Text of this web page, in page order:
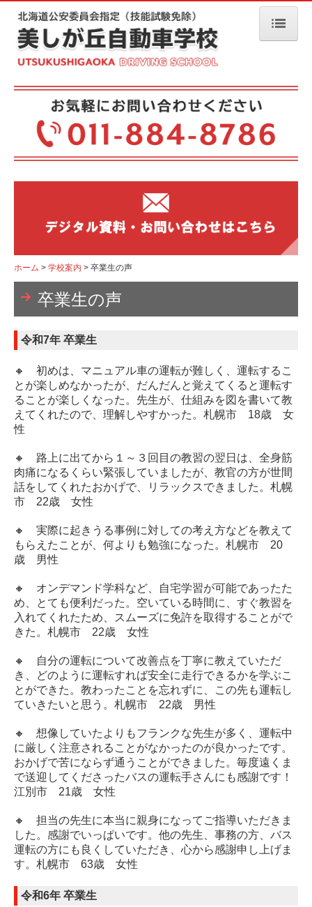
ホーム
お知らせ
キャンペーン
ファイターズを応援！
大学生協説明会
取得期間情報
空き時間情報
スピードコース
自動二輪免許
オンライン学科教習
対面学科教習予定表
各種講習
高齢者講習
ペーパードライバー講習
ブラッシュアップ講習
学校案内
本校の特徴
アクセスマップ
入校手続き
卒業生の声
デジタル資料
お問い合わせ・資料請求
ホーム 学校案内 卒業生の声
卒業生の声
令和7年 卒業生
🔸 初めは、マニュアル車の運転が難しく、運転するこ
とが楽しめなかったが、だんだんと覚えてくると運転す
ることが楽しくなった。先生が、仕組みを図を書いて教
えてくれたので、理解しやすかった。札幌市 18歳 女
性
🔸 路上に出てから１～３回目の教習の翌日は、全身筋
肉痛になるくらい緊張していましたが、教官の方が世間
話をしてくれたおかげで、リラックスできました。札幌
市 22歳 女性
🔸 実際に起きうる事例に対しての考え方などを教えて
もらえたことが、何よりも勉強になった。札幌市 20
歳 男性
🔸 オンデマンド学科など、自宅学習が可能であったた
め、とても便利だった。空いている時間に、すぐ教習を
入れてくれたため、スムーズに免許を取得することがで
きた。札幌市 22歳 女性
🔸 自分の運転について改善点を丁寧に教えていただ
き、どのように運転すれば安全に走行できるかを学ぶこ
とができた。教わったことを忘れずに、この先も運転し
ていきたいと思う。札幌市 22歳 男性
🔸 想像していたよりもフランクな先生が多く、運転中
に厳しく注意されることがなかったのが良かったです。
おかげで苦にならず通うことができました。毎度遠くま
で送迎してくださったバスの運転手さんにも感謝です！
江別市 21歳 女性
🔸 担当の先生に本当に親身になってご指導いただきま
した。感謝でいっぱいです。他の先生、事務の方、バス
運転の方にも良くしていただき、心から感謝申し上げま
す。札幌市 63歳 女性
令和6年 卒業生